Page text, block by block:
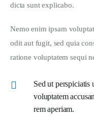
dicta sunt explicabo.
Nemo enim ipsam
odit aut fugit, sed quia
ratione voluptatem sequi
Sed ut perspiciatis
voluptatem
rem aperiam.